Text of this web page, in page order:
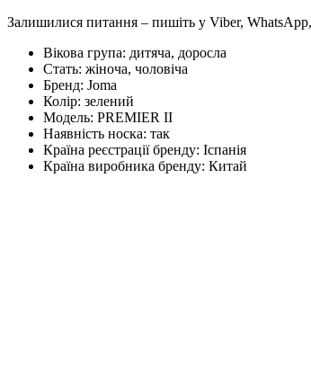
Залишилися питання – пишіть у Viber,
Вікова група: дитяча, доросла
Стать: жіноча, чоловіча
Бренд: Joma
Колір: зелений
Модель: PREMIER II
Наявність носка: так
Країна реєстрації бренду: Іспанія
Країна виробника бренду: Китай